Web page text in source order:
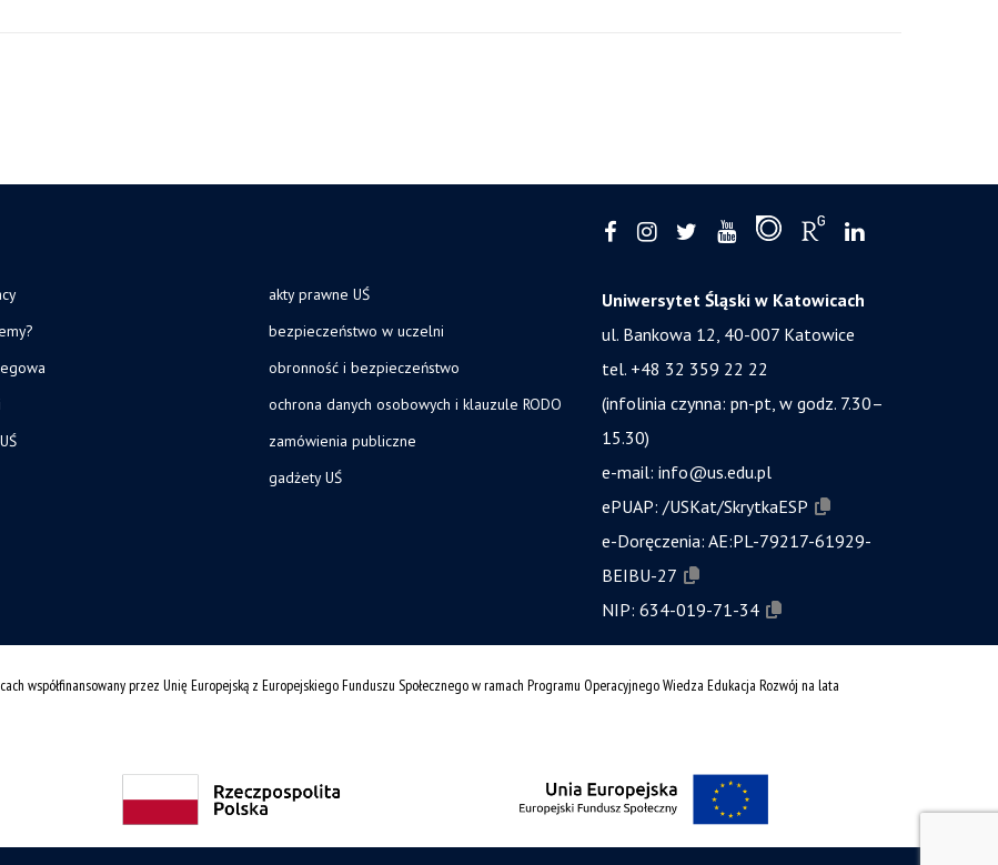
akty prawne UŚ
bezpieczeństwo w uczelni
obronność i bezpieczeństwo
ochrona danych osobowych i klauzule RODO
zamówienia publiczne
gadżety UŚ
Uniwersytet Śląski w Katowicach
ul. Bankowa 12, 40-007 Katowice
tel. +48 32 359 22 22
(infolinia czynna: pn-pt, w godz. 7.30–
15.30)
e-mail: info@us.edu.pl
ePUAP: /USKat/SkrytkaESP
e-Doręczenia: AE:PL-79217-61929-
BEIBU-27
NIP: 634-019-71-34
współfinansowany przez Unię Europejską z Europejskiego Funduszu Społecznego w ramach Programu Operacyjnego Wiedza Edukacja Rozwój na lata